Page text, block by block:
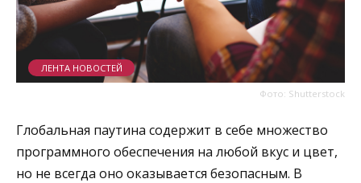
Фото: Shutterstock
ЛЕНТА НОВОСТЕЙ
Глобальная паутина содержит в себе множество
программного обеспечения на любой вкус и цвет,
но не всегда оно оказывается безопасным. В